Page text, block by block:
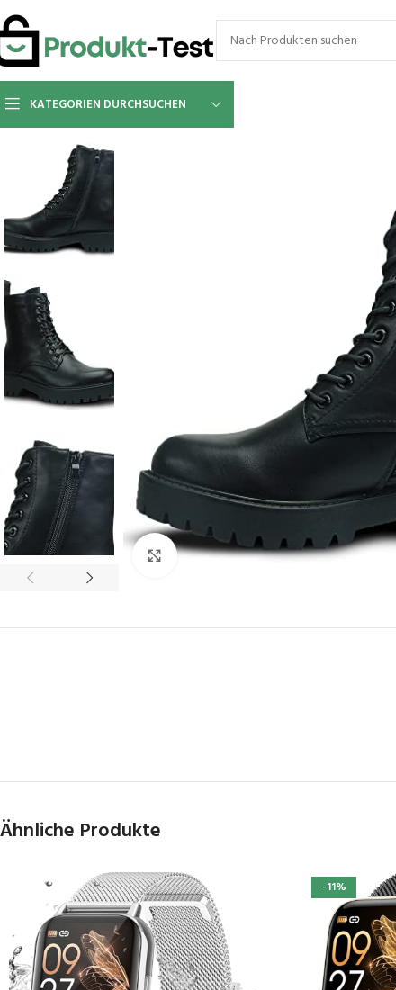
KATEGORIEN DURCHSUCHEN
Click to enlarge
Ähnliche Produkte
-11%